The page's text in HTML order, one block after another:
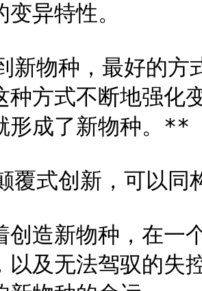
异特性。
新物种，最好的方
种方式不断地强化
形成了新物种。**
覆式创新，可以同
创造新物种，在一
以及无法驾驭的失